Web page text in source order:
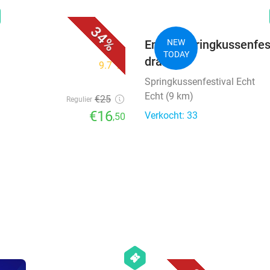
34%
9.7star
Regulier €25
€16,50
NEW
TODAY
Entree
drankje
Springkussenfestival Echt
Echt (9 km)
Verkocht: 33
hexagon
events